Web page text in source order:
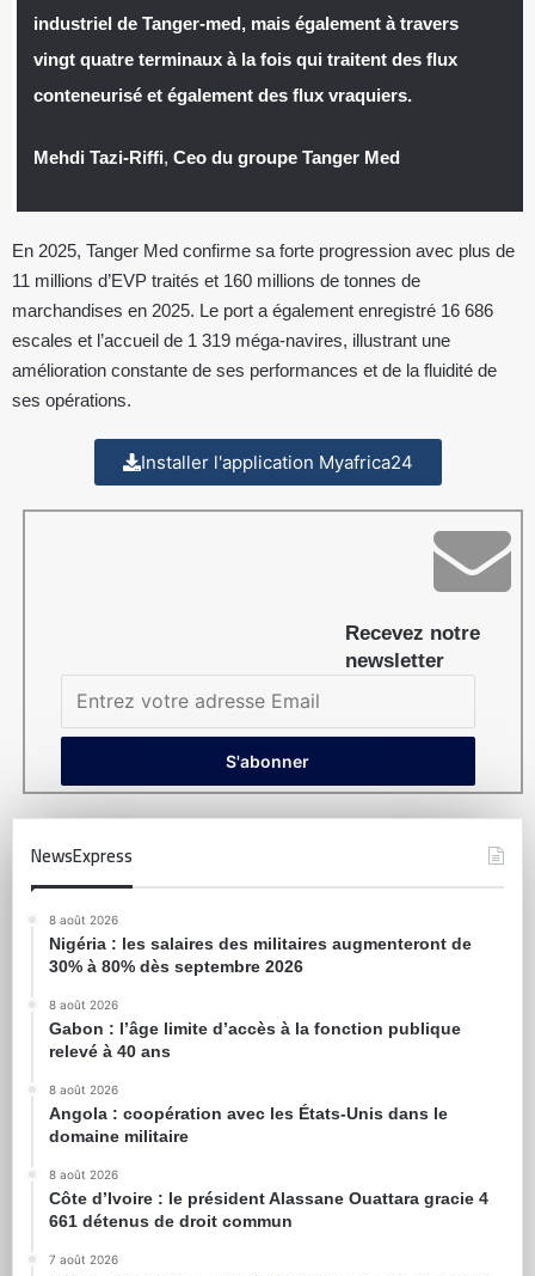
industriel de Tanger-med, mais également à travers
vingt quatre terminaux à la fois qui traitent des flux
conteneurisé et également des flux vraquiers.
Mehdi Tazi-Riffi, Ceo du groupe Tanger Med
En 2025, Tanger Med confirme sa forte progression avec plus de
11 millions d’EVP traités et 160 millions de tonnes de
marchandises en 2025. Le port a également enregistré 16 686
escales et l’accueil de 1 319 méga-navires, illustrant une
amélioration constante de ses performances et de la fluidité de
ses opérations.
Installer l'application Myafrica24
Recevez notre
newsletter
NewsExpress
8 août 2026
Nigéria : les salaires des militaires augmenteront de
30% à 80% dès septembre 2026
8 août 2026
Gabon : l’âge limite d’accès à la fonction publique
relevé à 40 ans
8 août 2026
Angola : coopération avec les États-Unis dans le
domaine militaire
8 août 2026
Côte d’Ivoire : le président Alassane Ouattara gracie 4
661 détenus de droit commun
7 août 2026